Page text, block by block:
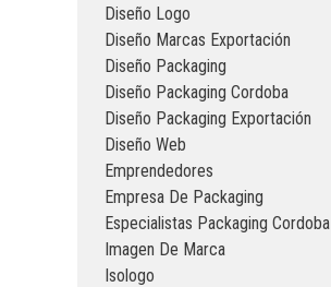
Diseño Logo
Diseño Marcas Exportación
Diseño Packaging
Diseño Packaging Cordoba
Diseño Packaging Exportación
Diseño Web
Emprendedores
Empresa De Packaging
Especialistas Packaging Cordoba
Imagen De Marca
Isologo